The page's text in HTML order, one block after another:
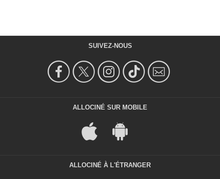
SUIVEZ-NOUS
ALLOCINÉ SUR MOBILE
ALLOCINÉ À L'ÉTRANGER